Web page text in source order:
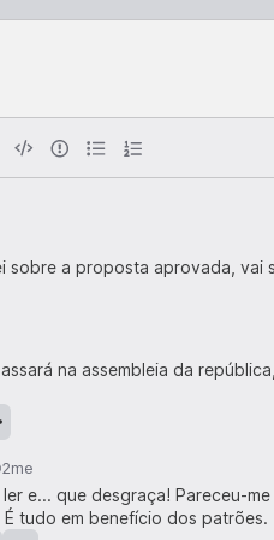
sobre a proposta aprovada,
na assembleia da
2me
e... que desgraça! Pareceu-
tudo em benefício dos patrões.